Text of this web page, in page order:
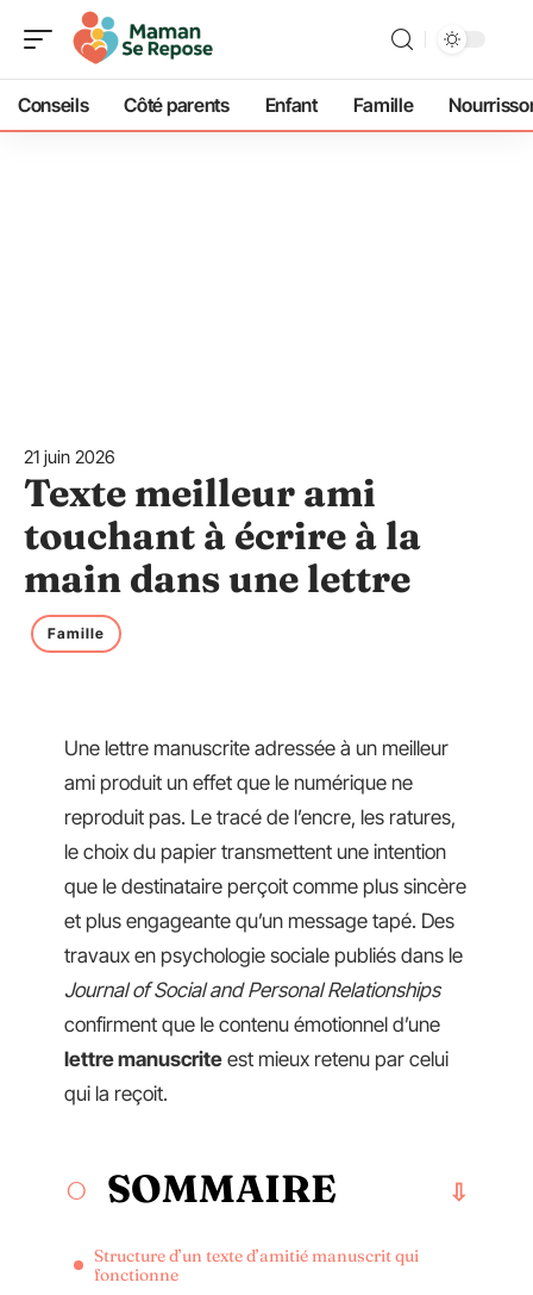
Conseils Côté parents Enfant Famille
21 juin 2026
Texte meilleur ami
touchant à écrire à la
main dans une lettre
Famille
Une lettre manuscrite adressée à un meilleur
ami produit un effet que le numérique ne
reproduit pas. Le tracé de l’encre, les ratures,
le choix du papier transmettent une intention
que le destinataire perçoit comme plus sincère
et plus engageante qu’un message tapé. Des
travaux en psychologie sociale publiés dans le
Journal of Social and Personal Relationships
confirment que le contenu émotionnel d’une
lettre manuscrite est mieux retenu par celui
qui la reçoit.
SOMMAIRE
Structure d’un texte d’amitié manuscrit qui
fonctionne